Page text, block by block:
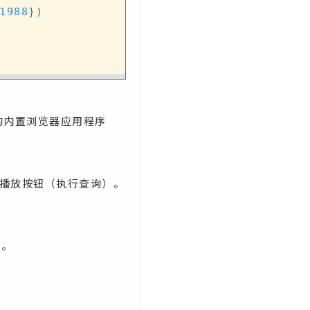
1988} )
置浏览器应用程序
按钮（执行查询）。